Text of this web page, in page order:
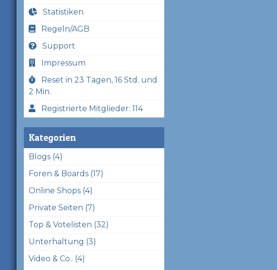
Statistiken
Regeln/AGB
Support
Impressum
Reset in 23 Tagen, 16 Std. und
2 Min.
Registrierte Mitglieder: 114
Kategorien
Blogs (4)
Foren & Boards (17)
Online Shops (4)
Private Seiten (7)
Top & Votelisten (32)
Unterhaltung (3)
Video & Co.. (4)